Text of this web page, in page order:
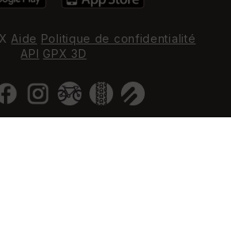
Aide Politique de confidentialité
API GPX 3D